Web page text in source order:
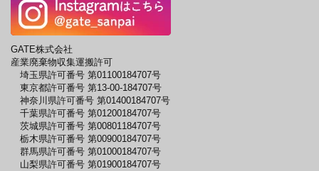
GATE株式会社
産業廃棄物収集運搬許可
埼玉県許可番号 第01100184707号
東京都許可番号 第13-00-184707号
神奈川県許可番号 第01400184707号
千葉県許可番号 第01200184707号
茨城県許可番号 第00801184707号
栃木県許可番号 第00900184707号
群馬県許可番号 第01000184707号
山梨県許可番号 第01900184707号